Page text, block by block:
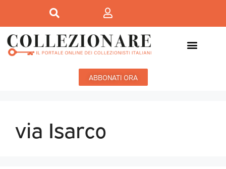
ABBONATI ORA
via Isarco